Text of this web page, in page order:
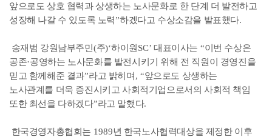
앞으로도 상호 협력과 상생하는 노사문화로 한 단계 더 발전하고
성장해 나갈 수 있도록 노력”하겠다고 수상소감을 발표했다.
송재범 강원남부주민 (주)‘하이원 SC’대표이사는 “이번 수상은
공존·공영하는 노사문화를 발전시키기 위해 전 직원이 경영진을
믿고 함께해준 결과”라고 밝히며 , “앞으로도 상생하는
노사관계를 더욱 증진시키고 사회적기업으로서의 사회적 책임
또한 최선을 다하겠다”라고 말했다.
한국경영자총협회는 1989년 한국노사협력대상을 제정한 이후